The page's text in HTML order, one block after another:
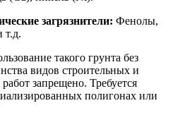
загрязнители: Фенолы,
т.д.
такого грунта без
видов строительных и
запрещено. Требуется
полигонах или